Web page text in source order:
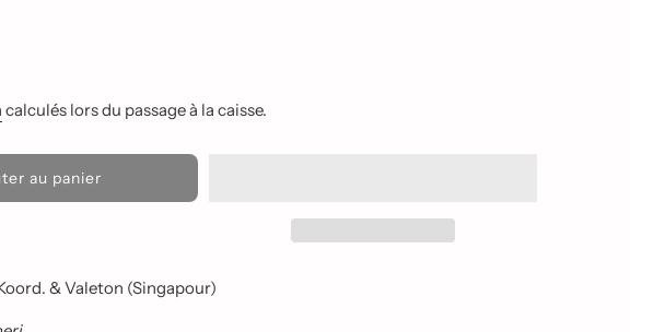
calculés lors du passage à la caisse.
au panier
& Valeton (Singapour)